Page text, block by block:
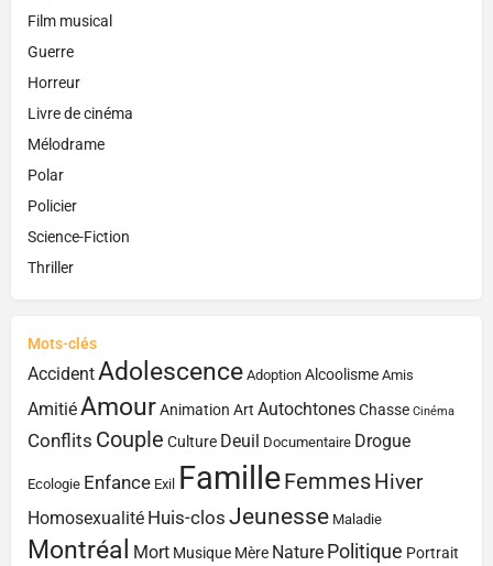
Film musical
Guerre
Horreur
Livre de cinéma
Mélodrame
Polar
Policier
Science-Fiction
Thriller
Mots-clés
AccidentAdolescence Adoption Alcoolisme Amis
AmitiéAmourAnimation Art AutochtonesChasse Cinéma
Conflits Couple Culture Deuil Documentaire Drogue
Ecologie Enfance Exil FamilleFemmesHiver
Homosexualité Huis-clos Jeunesse Maladie
Montréal Mort Musique Mère Nature Politique Portrait